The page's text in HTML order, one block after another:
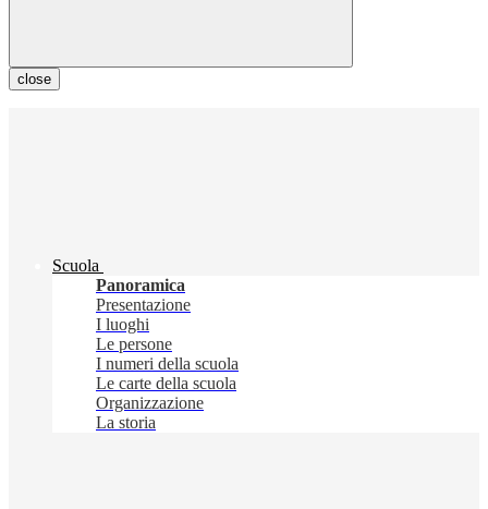
close
Scuola
Panoramica
Presentazione
I luoghi
Le persone
I numeri della scuola
Le carte della scuola
Organizzazione
La storia